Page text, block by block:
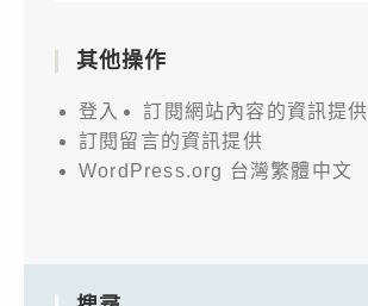
其他操作
登入
訂閱網站內容的資訊提供
訂閱留言的資訊提供
WordPress.org 台灣繁體中文